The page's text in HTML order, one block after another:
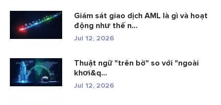
Giám sát giao dịch AML là gì và hoạt
động như thế n...
Jul 12, 2026
Thuật ngữ "trên bờ" so với "ngoài
khơi&q...
Jul 12, 2026